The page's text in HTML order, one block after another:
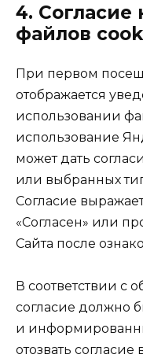
4. Согласие
файлов
При первом
отображается
использовании
использование
может дать
или выбранных
Согласие
«Согласен» или
Сайта после
В соответствии с
согласие должно
и
отозвать